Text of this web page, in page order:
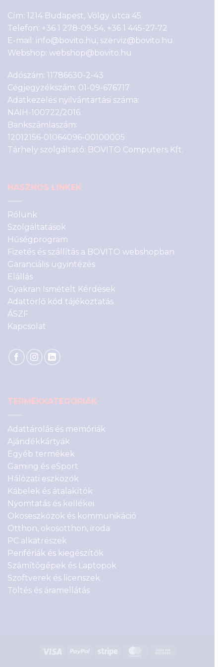
Cím: 1214 Budapest, Völgy utca 45.
Telefon: +36 1 278-09-54, +36 1 445-27-72
E-mail: info@bovito.hu, szerviz@bovito.hu
Webshop: webshop@bovito.hu
Adószám: 11786630-2-43
Cégjegyzékszám: 01-09-676717
Adatkezelés nyilvántartási száma:
NAIH-100722/2016.
Bankszámlaszám:
12012156-01064096-00100005
Tárhely szolgáltató: BOVITO Computers Kft.
HASZNOS LINKEK
Rólunk
Szolgáltatások
Hűségprogram
Fizetés és szállítás a BOVITO webshopban
Garanciális ügyintézés
Elállás
Gyakran Ismételt Kérdések
Adattörlő kód tájékoztatás
ÁSZF
Kapcsolat
TERMÉKKATEGÓRIÁK
Adattárolás és memóriák
Ajándékkártyák
Egyéb termékek
Gaming és eSport
Hálózati eszközök
Kábelek és átalakítók
Nyomtatás és kellékei
Okoseszközök és kommunikáció
Otthon, okosotthon, iroda
PC alkatrészek
Perifériák és kiegészítők
Számítógépek és Laptopok
Szoftverek és licenszek
Töltés és áramellátás
Visa PayPal Stripe MasterCard